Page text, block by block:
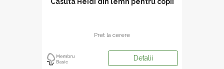
Pret la cerere
Detalii